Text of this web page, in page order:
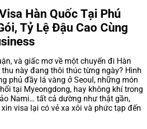
Hàn Quốc Tại Phú
Tỷ Lệ Đậu Cao Cùng
và giấc mơ về một chuyến đi Hàn
này đang thôi thúc từng ngày? Hình
phủ đầy lá vàng ở Seoul, những món
tại Myeongdong, hay không khí trong
Nami… tất cả dường như thật gần,
visa lại có vẻ xa xôi và phức tạp đến